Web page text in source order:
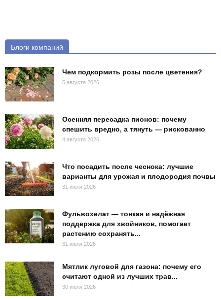
Блоги компаний
Чем подкормить розы после цветения?
5 августа 2026
Осенняя пересадка пионов: почему
спешить вредно, а тянуть — рискованно
4 августа 2026
Что посадить после чеснока: лучшие
варианты для урожая и плодородия почвы
31 июля 2026
Фульвохелат — тонкая и надёжная
поддержка для хвойников, помогает
растению сохранять...
31 июля 2026
Мятлик луговой для газона: почему его
считают одной из лучших трав...
30 июля 2026